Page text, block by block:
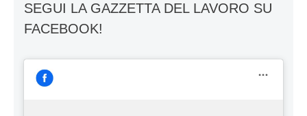
SEGUI LA GAZZETTA DEL LAVORO SU
FACEBOOK!